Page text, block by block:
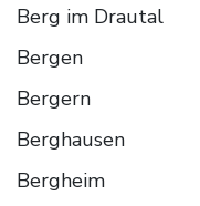
Berg im Drautal
Bergen
Bergern
Berghausen
Bergheim